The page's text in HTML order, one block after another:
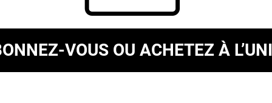
VOUS OU ACHETEZ À